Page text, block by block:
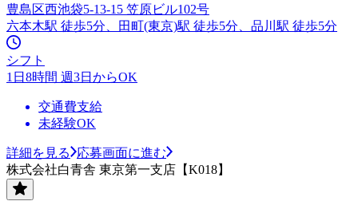
豊島区西池袋5-13-15 笠原ビル102号
六本木駅 徒歩5分、田町(東京)駅 徒歩5分、品川駅 徒歩5分
シフト
1日8時間 週3日からOK
交通費支給
未経験OK
詳細を見る
応募画面に進む
株式会社白青舎 東京第一支店【K018】